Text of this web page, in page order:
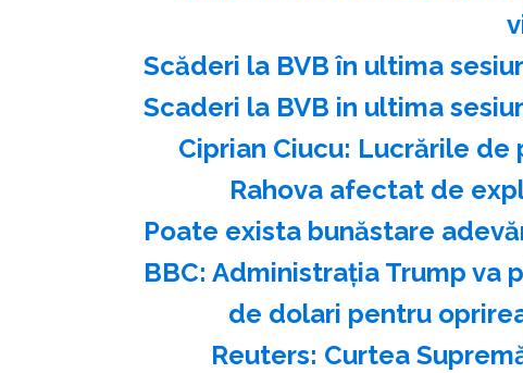
Scăderi la BVB în ultima
Scaderi la BVB in ultima
Ciprian Ciucu: Lucrările
Rahova afectat de
Poate exista bunăstare
BBC: Administraţia Trump va
de dolari pentru
Reuters: Curtea